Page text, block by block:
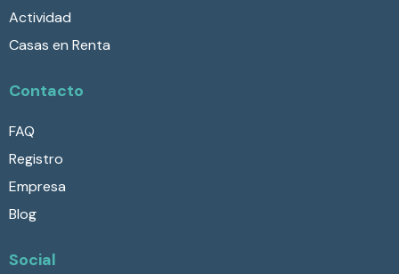
Actividad
Casas en Renta
Contacto
FAQ
Registro
Empresa
Blog
Social